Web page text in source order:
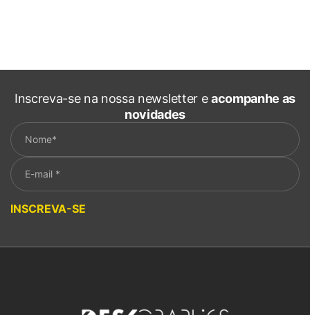
Inscreva-se na nossa newsletter eacompanhe as
novidades
INSCREVA-SE